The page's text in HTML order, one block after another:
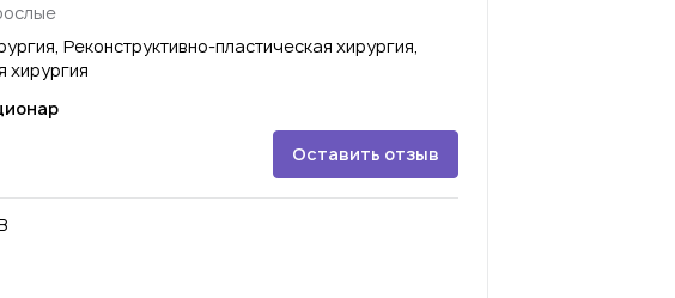
Реконструктивно-пластическая хирургия,
хирургия
Оставить отзыв